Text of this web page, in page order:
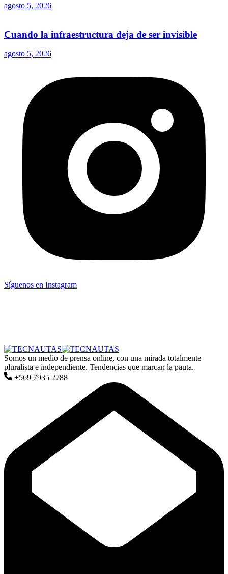
agosto 5, 2026
Cuando la infraestructura deja de ser invisible
agosto 5, 2026
Síguenos en Instagram
Somos un medio de prensa online, con una mirada totalmente
pluralista e independiente. Tendencias que marcan la pauta.
+569 7935 2788